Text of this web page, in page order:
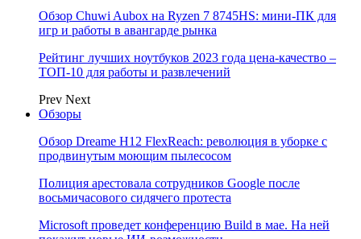
Обзор Chuwi Aubox на Ryzen 7 8745HS: мини-ПК для
игр и работы в авангарде рынка
Рейтинг лучших ноутбуков 2023 года цена-качество –
ТОП-10 для работы и развлечений
Prev Next
Обзоры
Обзор Dreame H12 FlexReach: революция в уборке с
продвинутым моющим пылесосом
Полиция арестовала сотрудников Google после
восьмичасового сидячего протеста
Microsoft проведет конференцию Build в мае. На ней